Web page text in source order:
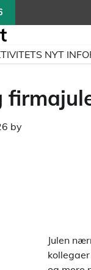
NYT
by
Julen